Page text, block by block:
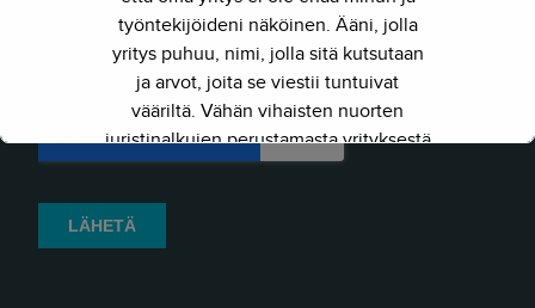
työntekijöideni näköinen. Ääni, jolla
yritys puhuu, nimi, jolla sitä kutsutaan
ja arvot, joita se viestii tuntuivat
vääriltä. Vähän vihaisten nuorten
juristinalkujen perustamasta yrityksestä
on kasvanut kokenut ja
Siksi julkaisimme uuden nimen ja
verkkosivun. Out with the old - in with